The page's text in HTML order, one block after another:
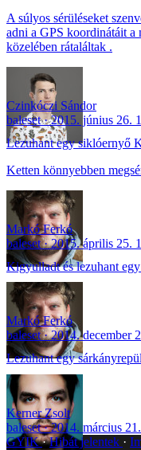
A súlyos sérüléseket
adni a GPS koordinátáit
közelében rátaláltak .
Czinkóczi Sándor
baleset
2015. június 26.
Lezuhant egy siklóernyő
Ketten könnyebben
Markó Ferkó
baleset
2015. április 25.
Kigyulladt és lezuhant
Markó Ferkó
baleset
2014. december
Lezuhant egy
Kerner Zsolt
baleset
2014. március
GYIK Hibát jelentek